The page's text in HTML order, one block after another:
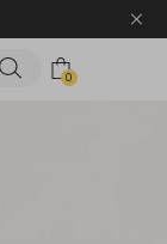
0